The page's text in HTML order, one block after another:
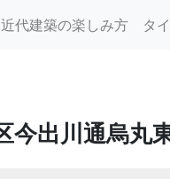
近代建築の楽しみ方 タ
今出川通烏